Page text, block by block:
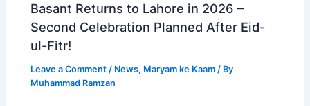
Basant Returns to Lahore in 2026 –
Second Celebration Planned After Eid-
ul-Fitr!
Leave a Comment / News, Maryam ke Kaam / By
Muhammad Ramzan